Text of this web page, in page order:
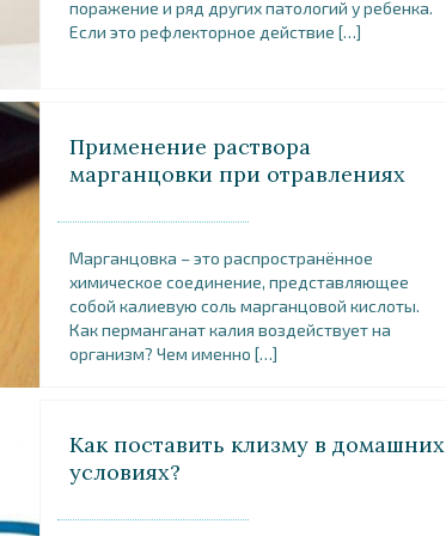
поражение и ряд других патологий у ребенка.
Если это рефлекторное действие […]
Применение раствора
марганцовки при отравлениях
Марганцовка – это распространённое
химическое соединение, представляющее
собой калиевую соль марганцовой кислоты.
Как перманганат калия воздействует на
организм? Чем именно […]
Как поставить клизму в домашних
условиях?